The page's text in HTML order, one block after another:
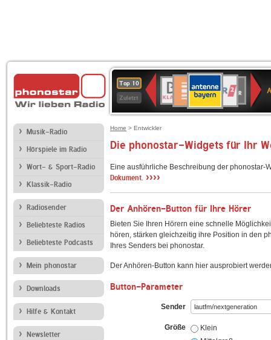
Top 10
Zuletzt
Deutschlandfunk
80er
90er
OLDIE
ANTENNE
SWR3
WDR
4
BR-
KLASSIK
Deutschlandfunk
KulturBAYERN
2
SWR
Kultur
NDR
2
Musik-Radio
Hörspiele im Radio
Wort- & Sport-Radio
Klassik-Radio
Radiosender
Beliebteste Radios
Beliebteste Podcasts
Mein phonostar
Downloads
Hilfe & Kontakt
Newsletter
Home > Entwickler
Die phonostar-Widgets für Ihr
Eine ausführliche Beschreibung der
Dokument. ››››
Der Anhören-Button für Ihre Hörer
Bieten Sie Ihren Hörern eine schnelle
hören, stärken gleichzeitig ihre Position in den
Ihres Senders bei phonostar.
Der Anhören-Button kann hier ausprobiert
Button-Parameter
Sender
Größe
Klein